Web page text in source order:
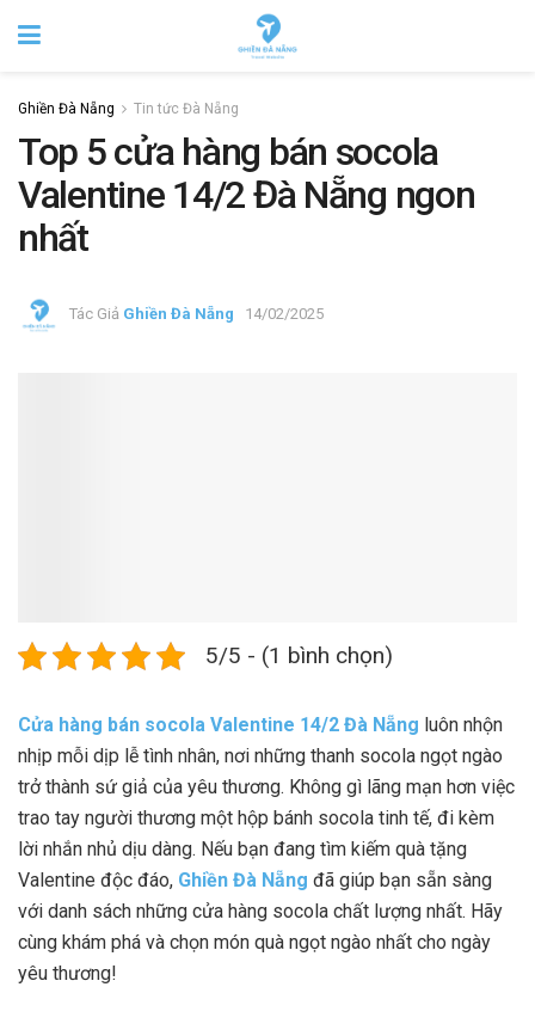
Ghiền Đà Nẵng Tin tức Đà Nẵng
Top 5 cửa hàng bán socola
Valentine 14/2 Đà Nẵng ngon
nhất
Tác Giả Ghiền Đà Nẵng 14/02/2025
5/5 - (1 bình chọn)
Cửa hàng bán socola Valentine 14/2 Đà Nẵng luôn nhộn
nhịp mỗi dịp lễ tình nhân, nơi những thanh socola ngọt ngào
trở thành sứ giả của yêu thương. Không gì lãng mạn hơn việc
trao tay người thương một hộp bánh socola tinh tế, đi kèm
lời nhắn nhủ dịu dàng. Nếu bạn đang tìm kiếm quà tặng
Valentine độc đáo, Ghiền Đà Nẵng đã giúp bạn sẵn sàng
với danh sách những cửa hàng socola chất lượng nhất. Hãy
cùng khám phá và chọn món quà ngọt ngào nhất cho ngày
yêu thương!